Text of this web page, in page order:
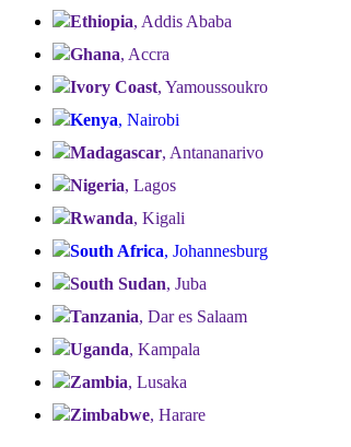
Ethiopia, Addis Ababa
Ghana, Accra
Ivory Coast, Yamoussoukro
Kenya, Nairobi
Madagascar, Antananarivo
Nigeria, Lagos
Rwanda, Kigali
South Africa, Johannesburg
South Sudan, Juba
Tanzania, Dar es Salaam
Uganda, Kampala
Zambia, Lusaka
Zimbabwe, Harare